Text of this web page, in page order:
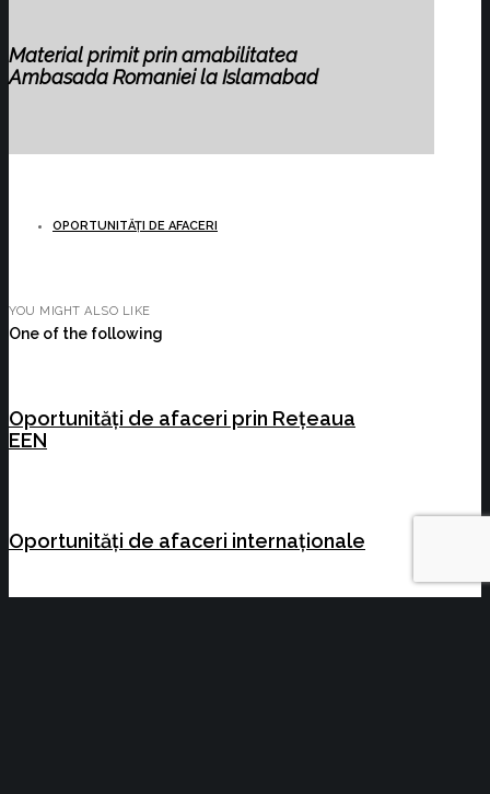
Material primit prin amabilitatea
Ambasada Romaniei la Islamabad
OPORTUNITĂȚI DE AFACERI
YOU MIGHT ALSO LIKE
One of the following
Oportunități de afaceri prin Rețeaua
EEN
Oportunități de afaceri internaționale